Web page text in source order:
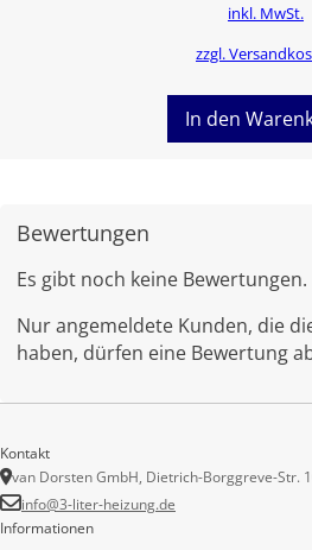
inkl. MwSt.
zzgl.
In den
Bewertungen
Es gibt noch keine Bewertungen.
Nur angemeldete Kunden, die
haben, dürfen eine Bewertung
Informationen
Kontakt
van Dorsten GmbH, Dietrich-Borggreve-Str.
info@3-liter-heizung.de